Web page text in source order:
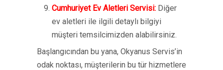
Cumhuriyet Ev Aletleri Servisi: Diğer
ev aletleri ile ilgili detaylı bilgiyi
müşteri temsilcimizden alabilirsiniz.
Başlangıcından bu yana, Okyanus Servis’in
odak noktası, müşterilerin bu tür hizmetlere